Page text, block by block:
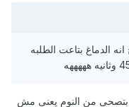
الدماغ بتاعت الطلبه
بتصحى من النوم يعنى مش